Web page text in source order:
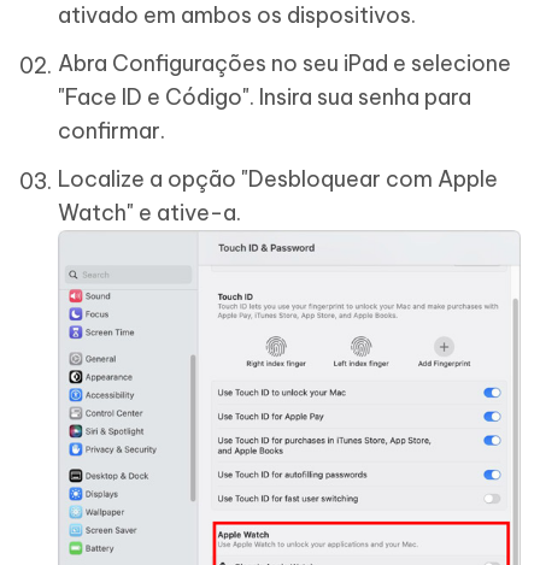
ativado em ambos os dispositivos.
Abra Configurações no seu iPad e selecione
"Face ID e Código". Insira sua senha para
confirmar.
Localize a opção "Desbloquear com Apple
Watch" e ative-a.